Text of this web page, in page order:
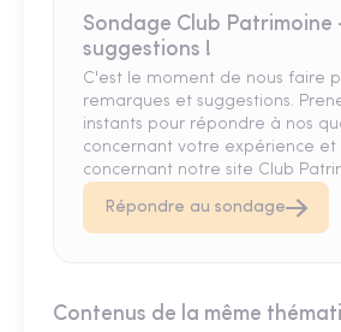
Sondage Club Patrimoine
suggestions !
C'est le moment de nous faire
remarques et suggestions.
instants pour répondre à nos
concernant votre expérience et
concernant notre site Club
Répondre au sondage
Contenus de la même